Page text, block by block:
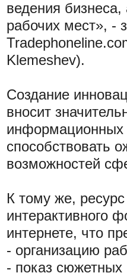
ведения
рабочих мест», -
Klemeshev).
Создание
вносит
информационных
способствовать
возможностей
К тому же,
интерактивного
интернете, что
- организацию
- показ